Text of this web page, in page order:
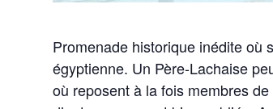
Promenade historique inédite où
égyptienne. Un Père-Lachaise
où reposent à la fois membres